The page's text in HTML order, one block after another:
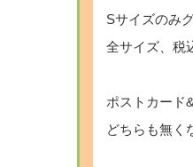
Sサイズのみ
全サイズ、税
ポストカード
どちらも無く